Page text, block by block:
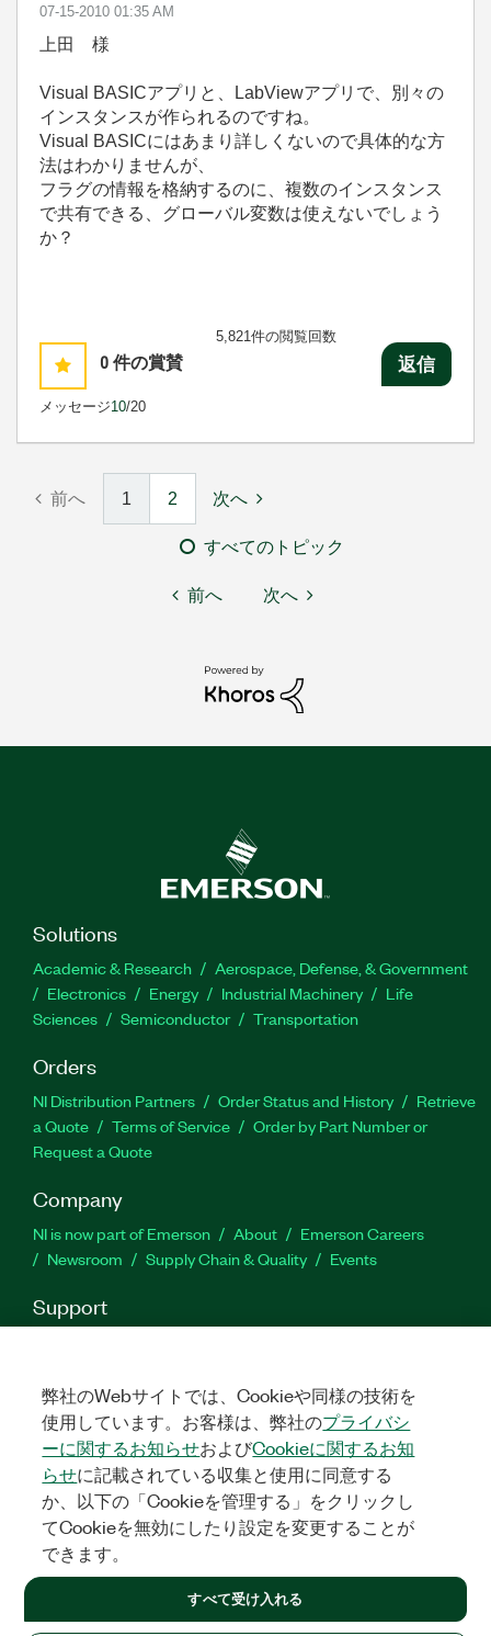
‎07-15-2010 01:35 AM
上田 様
Visual BASICアプリと、LabViewアプリで、別々の
インスタンスが作られるのですね。
Visual BASICにはあまり詳しくないので具体的な方
法はわかりませんが、
フラグの情報を格納するのに、複数のインスタンス
で共有できる、グローバル変数は使えないでしょう
か？
0 件の賞賛
メッセージ10/20
5,821件の閲覧回数
返信
前へ 1 2 次へ
すべてのトピック
前へ 次へ
Solutions
Academic & Research
Aerospace, Defense, & Government
Electronics
Energy Industrial Machinery
Life
Sciences
Semiconductor Transportation
Orders
NI Distribution Partners Order Status and History
Retrieve
a Quote
Terms of Service
Order by Part Number or
Request a Quote
Company
NI is now part of Emerson About
Emerson Careers
Newsroom
Supply Chain & Quality Events
Support
Feedback
Facebook
TwitterLinkedIn
LEGAL|IMPRINT|PRIVACY|クッキーを管理する
©2026 NATIONAL INSTRUMENTS CORP. ALL RIGHTS RESERVED.
+1 877 388 1952
弊社のWebサイトでは、Cookieや同様の技術を
使用しています。お客様は、弊社のプライバシ
ーに関するお知らせおよびCookieに関するお知
らせに記載されている収集と使用に同意する
か、以下の「Cookieを管理する」をクリックし
てCookieを無効にしたり設定を変更することが
できます。
すべて受け入れる